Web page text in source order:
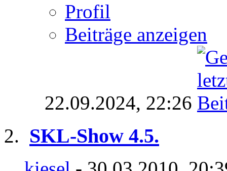
Profil
Beiträge anzeigen
22.09.2024, 22:26
SKL-Show 4.5.